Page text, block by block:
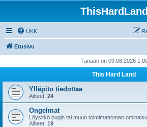
ThisHardLand
UKK
Etusivu
Tänään on 09.08.2026
This Hard Land
Ylläpito tiedottaa
Aiheet: 24
Ongelmat
Löysitkö bugin tai muun toimimattoman
Aiheet: 19